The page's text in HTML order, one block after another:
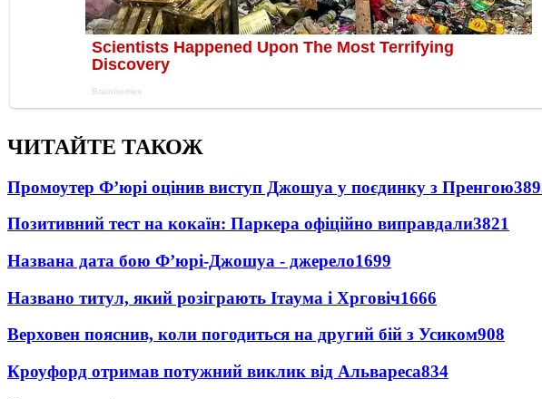
ЧИТАЙТЕ ТАКОЖ
Промоутер Ф’юрі оцінив виступ Джошуа у поєдинку з Пренгою
Позитивний тест на кокаїн: Паркера офіційно виправдали3821
Названа дата бою Ф’юрі-Джошуа - джерело1699
Названо титул, який розіграють Ітаума і Хрговіч1666
Верховен пояснив, коли погодиться на другий бій з Усиком908
Кроуфорд отримав потужний виклик від Альвареса834